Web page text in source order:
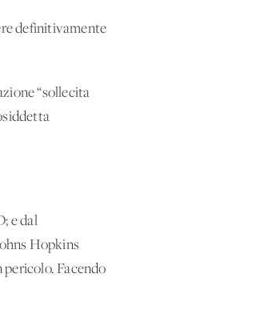
definitivamente
“sollecita
e dal
Hopkins
Facendo